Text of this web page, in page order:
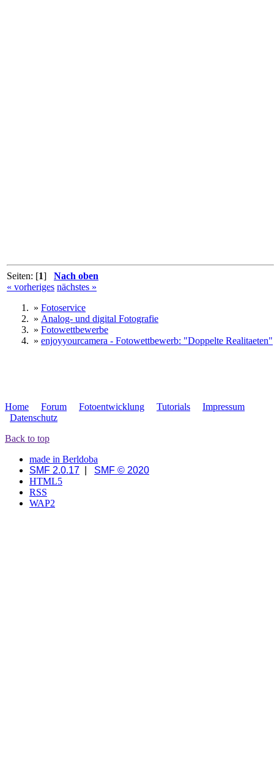
Seiten: [1] Nach oben
« vorheriges nächstes »
» Fotoservice
» Analog- und digital Fotografie
» Fotowettbewerbe
» enjoyyourcamera - Fotowettbewerb: "Doppelte Realitaeten"
Home Forum Fotoentwicklung Tutorials
Impressum
Datenschutz
Back to top
made in Berldoba
SMF 2.0.17
SMF © 2020
HTML5
RSS
WAP2